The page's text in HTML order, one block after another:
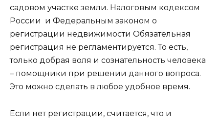
садовом участке земли. Налоговым кодексом
России и Федеральным законом о
регистрации недвижимости Обязательная
регистрация не регламентируется. То есть,
только добрая воля и сознательность человека
– помощники при решении данного вопроса.
Это можно сделать в любое удобное время.
Если нет регистрации, считается, что и